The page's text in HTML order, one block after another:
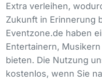
Extra verleihen,
Zukunft in Erinnerung
Eventzone.de haben
Entertainern,
bieten. Die Nutzung
kostenlos, wenn Sie